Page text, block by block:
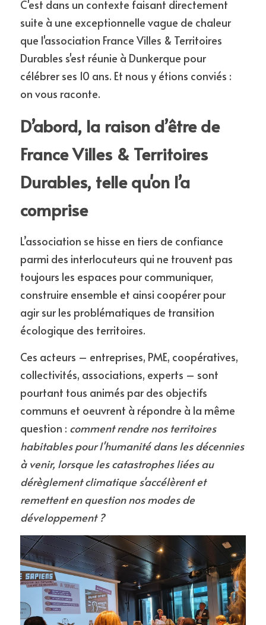
C'est dans un contexte faisant directement
suite à une exceptionnelle vague de chaleur
que l'association France Villes & Territoires
Durables s'est réunie à Dunkerque pour
célébrer ses 10 ans. Et nous y étions conviés :
on vous raconte.
D’abord, la raison d’être de
France Villes & Territoires
Durables, telle qu'on l’a
comprise
L’association se hisse en tiers de confiance
parmi des interlocuteurs qui ne trouvent pas
toujours les espaces pour communiquer,
construire ensemble et ainsi coopérer pour
agir sur les problématiques de transition
écologique des territoires.
Ces acteurs – entreprises, PME, coopératives,
collectivités, associations, experts – sont
pourtant tous animés par des objectifs
communs et oeuvrent à répondre à la même
question : comment rendre nos territoires
habitables pour l'humanité dans les décennies
à venir, lorsque les catastrophes liées au
dérèglement climatique s'accélèrent et
remettent en question nos modes de
développement ?